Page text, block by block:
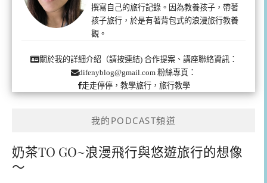
撰寫自己的旅行記錄。因為教養孩子，帶著
孩子旅行，於是有著背包式的浪漫旅行教養
觀。
關於我的詳細介紹（請按連結)合作提案、講座聯絡資訊：
difenyblog@gmail.com 粉絲專頁：
走走停停，教學旅行，旅行教學
我的PODCAST頻道
奶茶TO GO~浪漫飛行與悠遊旅行的想像
～